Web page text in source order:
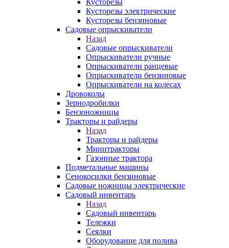
Кусторезы
Кусторезы электрические
Кусторезы бензиновые
Садовые опрыскиватели
Назад
Садовые опрыскиватели
Опрыскиватели ручные
Опрыскиватели ранцевые
Опрыскиватели бензиновые
Опрыскиватели на колесах
Дровоколы
Зернодробилки
Бензоножницы
Тракторы и райдеры
Назад
Тракторы и райдеры
Минитракторы
Газонные трактора
Подметальные машины
Сенокосилки бензиновые
Садовые ножницы электрические
Садовый инвентарь
Назад
Садовый инвентарь
Тележки
Сеялки
Оборудование для полива